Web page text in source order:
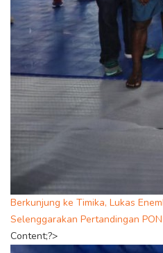
Berkunjung ke Timika, Lukas
Selenggarakan Pertandingan PON
Content;?>